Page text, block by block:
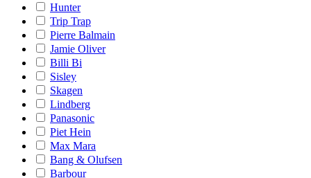
Hunter
Trip Trap
Pierre Balmain
Jamie Oliver
Billi Bi
Sisley
Skagen
Lindberg
Panasonic
Piet Hein
Max Mara
Bang & Olufsen
Barbour